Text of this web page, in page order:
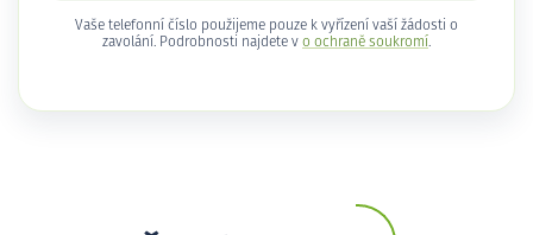
Vaše telefonní číslo použijeme pouze k vyřízení vaší žádosti o
zavolání. Podrobnosti najdete v o ochraně soukromí .